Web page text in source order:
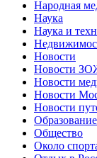
Народная
Наука
Наука и
Новости
Новости
Новости
Новости
Новости
Образование
Общество
Около